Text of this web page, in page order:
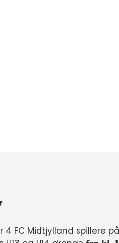
4 FC Midtjylland spillere